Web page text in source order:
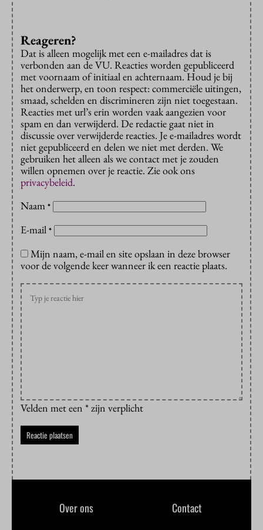
Reageren?
Dat is alleen mogelijk met een e-mailadres dat is
verbonden aan de VU. Reacties worden gepubliceerd
met voornaam of initiaal en achternaam. Houd je bij
het onderwerp, en toon respect: commerciële uitingen,
smaad, schelden en discrimineren zijn niet toegestaan.
Reacties met url’s erin worden vaak aangezien voor
spam en dan verwijderd. De redactie gaat niet in
discussie over verwijderde reacties. Je e-mailadres wordt
niet gepubliceerd en delen we niet met derden. We
gebruiken het alleen als we contact met je zouden
willen opnemen over je reactie. Zie ook ons
privacybeleid.
Naam *
E-mail *
Mijn naam, e-mail en site opslaan in deze browser
voor de volgende keer wanneer ik een reactie plaats.
Velden met een * zijn verplicht
Over ons Contact